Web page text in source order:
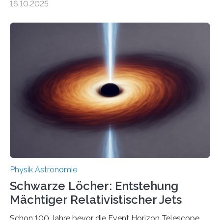
Größenordnung von Atomen gilt, deren physikalische
Quantenmotoren voranbringen. Das
Wissenschaftsjournal Science Advances veröffentlichte
die Herleitung. (DOI: 10.1126/sciadv.adw8462)
Verbrennungsmotoren oder Dampfturbinen sind
Wärmekraftmaschinen: Sie wandeln thermische
Energie in mechanische Bewegung um – oder anders
ausgedrückt, Wärme in Bewegung. In
quantenmechanischen Experimenten ist es in den…
16.10.2025
Physik Astronomie
Schwarze Löcher: Entstehung
Mächtiger Relativistischer Jets